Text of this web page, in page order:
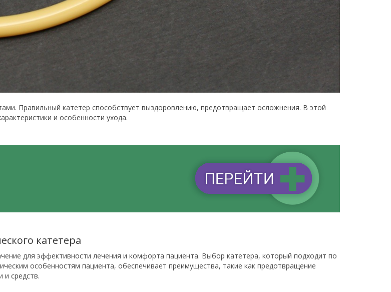
Правильный катетер способствует выздоровлению, предотвращает осложнения. В этой
и особенности ухода.
катетера
для эффективности лечения и комфорта пациента. Выбор катетера, который подходит по
особенностям пациента, обеспечивает преимущества, такие как предотвращение
средств.